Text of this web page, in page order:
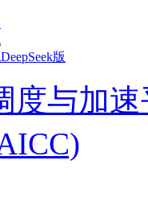
版
度与加